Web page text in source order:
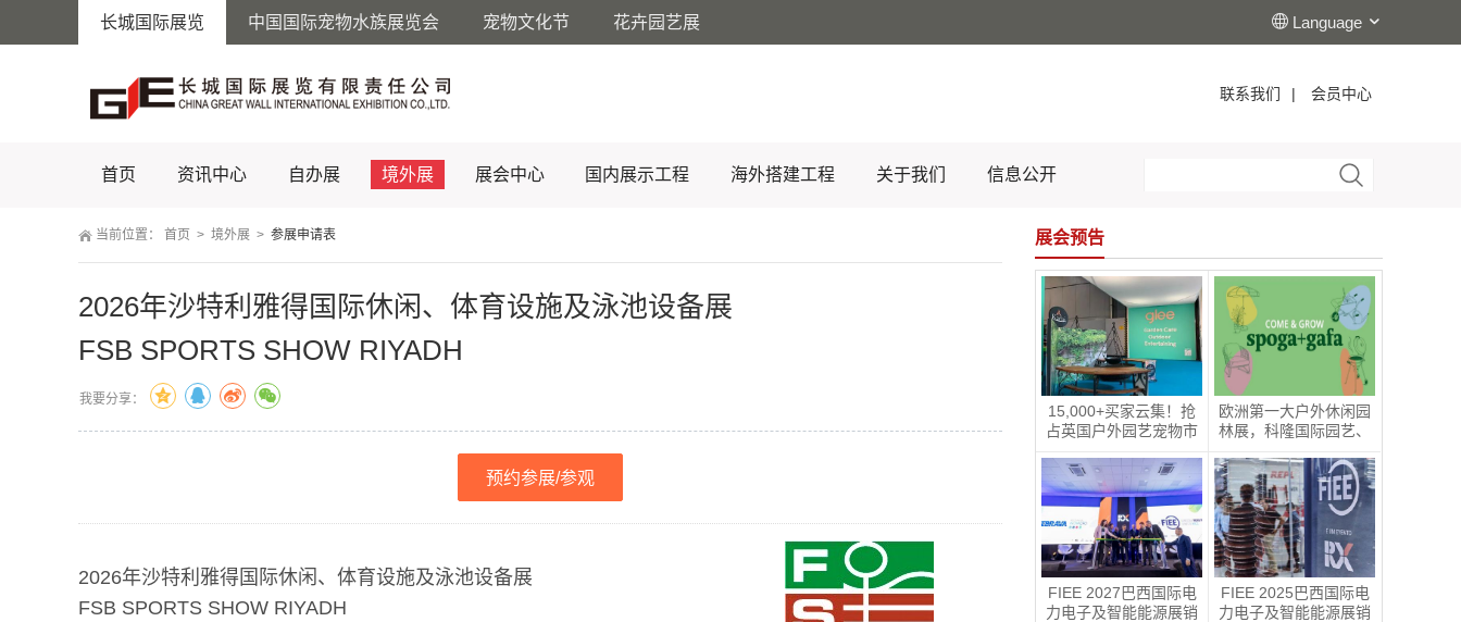
Language
长城国际展览 中国国际宠物水族展览会 宠物文化节 花卉园艺展
联系我们 | 会员中心
首页 资讯中心 自办展 境外展 展会中心 国内展示工程 海外搭建工程 关于我们 信息公开
当前位置： 首页 > 境外展 > 参展申请表
2026年沙特利雅得国际休闲、体育设施及泳池设备展
FSB SPORTS SHOW RIYADH
我要分享：
预约参展/参观
2026年沙特利雅得国际休闲、体育设施及泳池设备展
FSB SPORTS SHOW RIYADH
展会预告
15,000+买家云集！抢
占英国户外园艺宠物市
英国伯明翰国际五金工
具、花园园艺及宠物用
品展
欧洲第一大户外休闲园
林展，科隆国际园艺、
poga+gafa 圆满收官
下届定档2027年 6 月
15日至 6 月 17 日
FIEE 2027巴西国际电
力电子及智能能源展销
FIEE 2025巴西国际电
力电子及智能能源展销